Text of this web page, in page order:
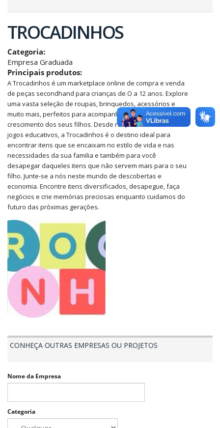
TROCADINHOS
Categoria:
Empresa Graduada
Principais produtos:
A Trocadinhos é um marketplace online de compra e venda
de peças secondhand para crianças de O a 12 anos. Explore
uma vasta seleção de roupas, brinquedos, acessórios e
muito mais, perfeitos para acompanhar cada etapa do
crescimento dos seus filhos. Desde roupas adoráveis até
jogos educativos, a Trocadinhos é o destino ideal para
encontrar itens que se encaixam no estilo de vida e nas
necessidades da sua familia e também para você
desapegar daqueles itens que não servem mais para o seu
filho. Junte-se a nós neste mundo de descobertas e
economia. Encontre itens diversificados, desapegue, faça
negócios e crie memórias preciosas enquanto cuidamos do
futuro das próximas gerações.
CONHEÇA OUTRAS EMPRESAS OU PROJETOS
Nome da Empresa
Categoria